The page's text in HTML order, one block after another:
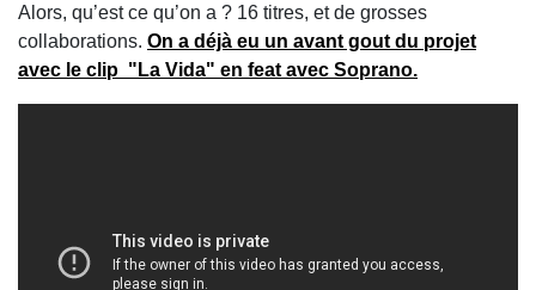
Alors, qu’est ce qu’on a ? 16 titres, et de grosses
collaborations. On a déjà eu un avant gout du projet
avec le clip "La Vida" en feat avec Soprano.